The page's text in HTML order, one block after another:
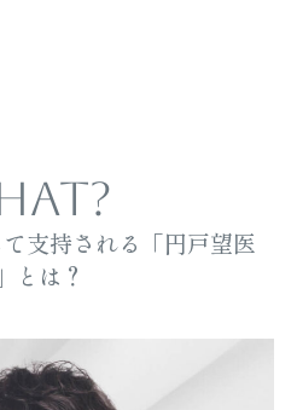
支持される「円戸望医
とは？